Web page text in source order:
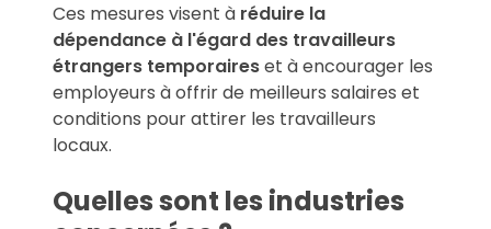
Ces mesures visent à réduire la
dépendance à l'égard des travailleurs
étrangers temporaireset à encourager les
employeurs à offrir de meilleurs salaires et
conditions pour attirer les travailleurs
locaux.
Quelles sont les industries